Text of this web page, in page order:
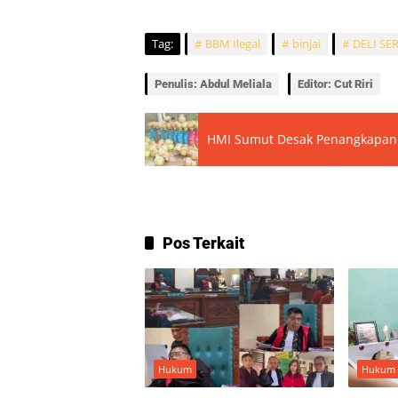
Tag: BBM Ilegal binjai DELI
Penulis: Abdul Meliala Editor: Cut Riri
HMI Sumut Desak
Pos Terkait
Hukum Hukum